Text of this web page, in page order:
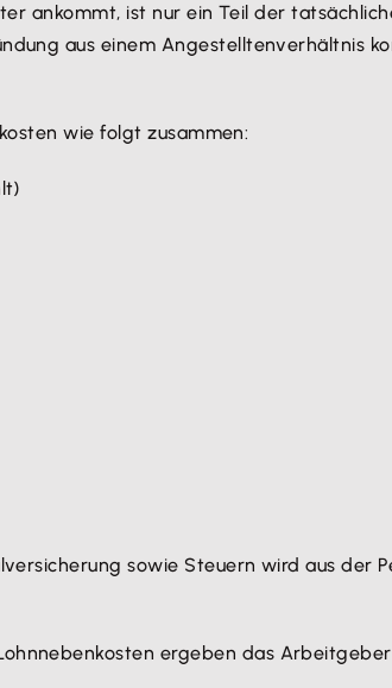
ankommt, ist nur ein Teil der
aus einem Angestelltenverhältnis
wie folgt zusammen:
sowie Steuern wird aus
ergeben das